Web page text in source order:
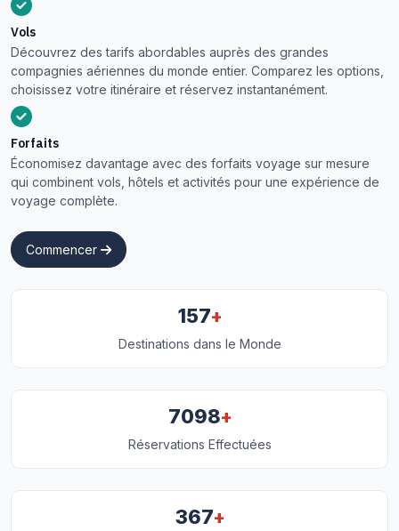
Vols
Découvrez des tarifs abordables auprès des grandes
compagnies aériennes du monde entier. Comparez les options,
choisissez votre itinéraire et réservez instantanément.
Forfaits
Économisez davantage avec des forfaits voyage sur mesure
qui combinent vols, hôtels et activités pour une expérience de
voyage complète.
Commencer
157+
Destinations dans le Monde
7098+
Réservations Effectuées
367+